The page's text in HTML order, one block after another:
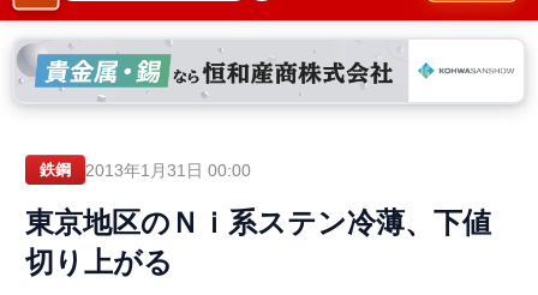
鉄鋼 2013年1月31日 00:00
東京地区のＮｉ系ステン冷薄、下値
切り上がる